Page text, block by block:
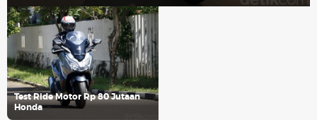
Test Ride Motor Rp 80 Jutaan
Honda